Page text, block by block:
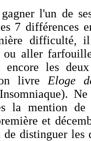
l'un de
7 différences
difficulté,
ou aller
les
livre Eloge
la mention
et
de distinguer les